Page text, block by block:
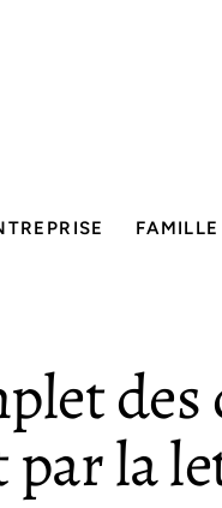
FAMILLE
des
la